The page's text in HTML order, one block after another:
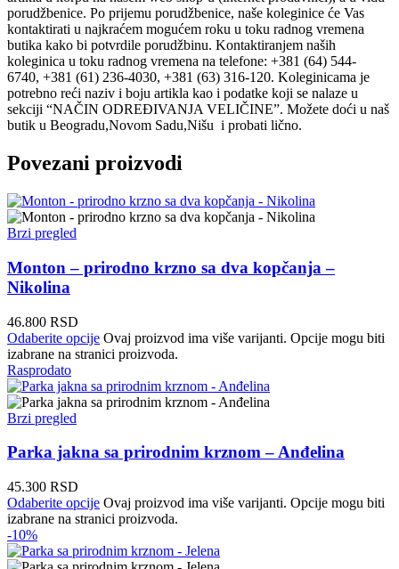
porudžbenice. Po prijemu porudžbenice, naše koleginice će Vas
kontaktirati u najkraćem mogućem roku u toku radnog vremena
butika kako bi potvrdile porudžbinu. Kontaktiranjem naših
koleginica u toku radnog vremena na telefone: +381 (64) 544-
6740, +381 (61) 236-4030, +381 (63) 316-120. Koleginicama je
potrebno reći naziv i boju artikla kao i podatke koji se nalaze u
sekciji “NAČIN ODREĐIVANJA VELIČINE”. Možete doći u naš
butik u Beogradu,Novom Sadu,Nišu i probati lično.
Povezani proizvodi
Brzi pregled
Monton – prirodno krzno sa dva kopčanja –
Nikolina
46.800 RSD
Odaberite opcije Ovaj proizvod ima više varijanti. Opcije mogu biti
izabrane na stranici proizvoda.
Rasprodato
Brzi pregled
Parka jakna sa prirodnim krznom – Anđelina
45.300 RSD
Odaberite opcije Ovaj proizvod ima više varijanti. Opcije mogu biti
izabrane na stranici proizvoda.
-10%